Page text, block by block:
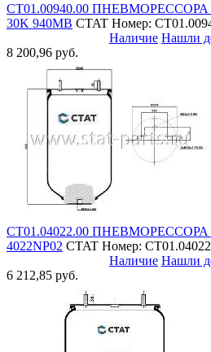
СТ01.00940.00
30K 940MB CTAT Номер:
Наличие Нашли
8 200,96 руб.
СТ01.04022.00
4022NP02 CTAT Номер:
Наличие Нашли
6 212,85 руб.